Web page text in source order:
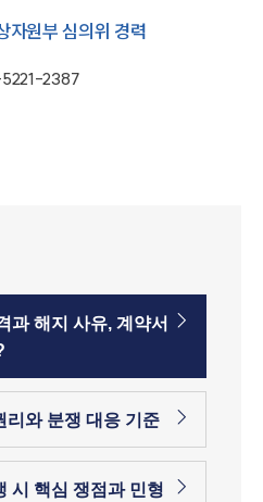
자원부 심의위 경력
2387
과 해지 사유, 계약서
리와 분쟁 대응 기준
시 핵심 쟁점과 민형